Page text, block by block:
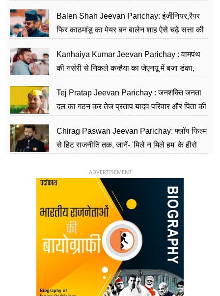
Balen Shah Jeevan Parichay: इंजीनियर,रैपर
फिर काठमांडू का मेयर बन बालेन शाह ऐसे चढ़े सत्ता की
Kanhaiya Kumar Jeevan Parichay : वामपंथ
की नर्सरी से निकले कन्हैया का जेएनयू में बजा डंका,
Tej Pratap Jeevan Parichay : जनशक्ति जनता
दल का गठन कर तेज प्रताप यादव परिवार और पिता की
Chirag Paswan Jeevan Parichay: फ्लॉप फिल्म
से हिट राजनीति तक, जानें- 'मिले न मिले हम' के हीरो
ADVERTISEMENT